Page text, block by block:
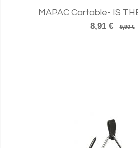
MAPAC Cartable- IS
8,91 €
9,90 €